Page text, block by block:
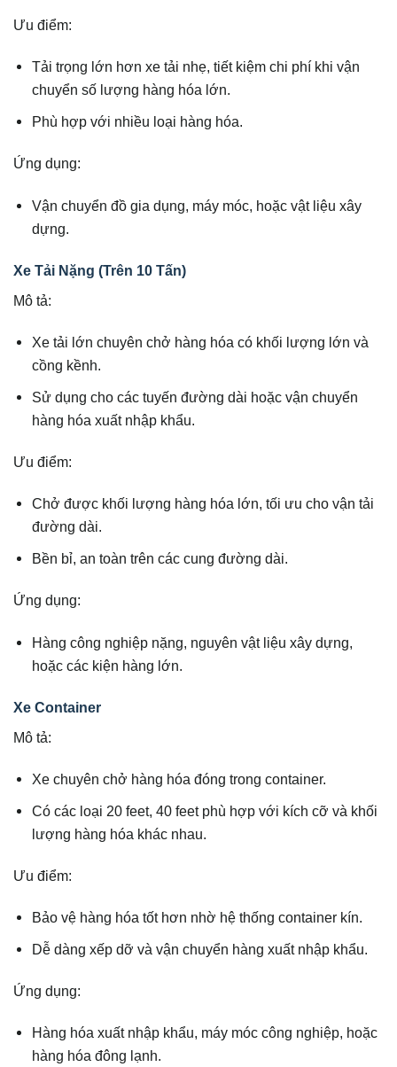
Ưu điểm:
Tải trọng lớn hơn xe tải nhẹ, tiết kiệm chi phí khi vận
chuyển số lượng hàng hóa lớn.
Phù hợp với nhiều loại hàng hóa.
Ứng dụng:
Vận chuyển đồ gia dụng, máy móc, hoặc vật liệu xây
dựng.
Xe Tải Nặng (Trên 10 Tấn)
Mô tả:
Xe tải lớn chuyên chở hàng hóa có khối lượng lớn và
cồng kềnh.
Sử dụng cho các tuyến đường dài hoặc vận chuyển
hàng hóa xuất nhập khẩu.
Ưu điểm:
Chở được khối lượng hàng hóa lớn, tối ưu cho vận tải
đường dài.
Bền bỉ, an toàn trên các cung đường dài.
Ứng dụng:
Hàng công nghiệp nặng, nguyên vật liệu xây dựng,
hoặc các kiện hàng lớn.
Xe Container
Mô tả:
Xe chuyên chở hàng hóa đóng trong container.
Có các loại 20 feet, 40 feet phù hợp với kích cỡ và khối
lượng hàng hóa khác nhau.
Ưu điểm:
Bảo vệ hàng hóa tốt hơn nhờ hệ thống container kín.
Dễ dàng xếp dỡ và vận chuyển hàng xuất nhập khẩu.
Ứng dụng:
Hàng hóa xuất nhập khẩu, máy móc công nghiệp, hoặc
hàng hóa đông lạnh.